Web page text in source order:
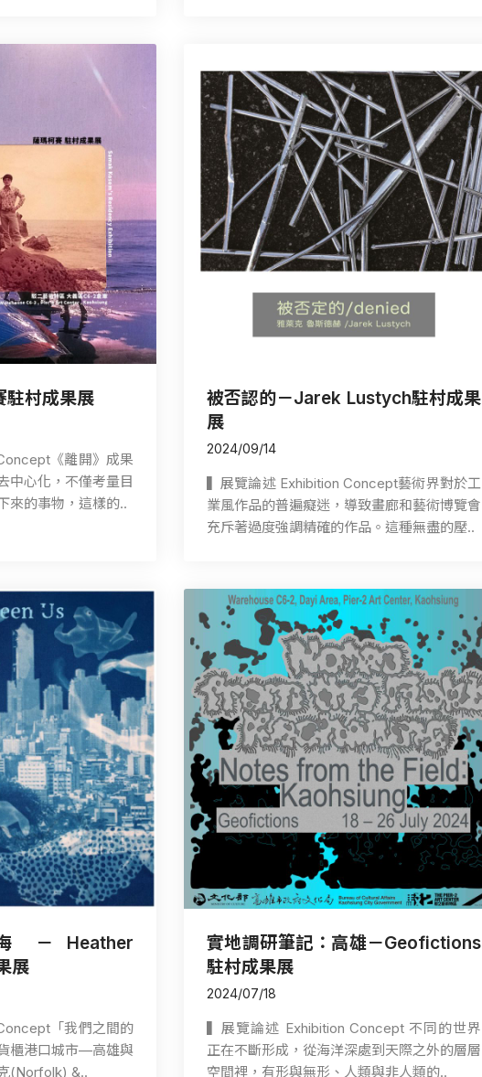
村成果展
《離開》成果
中心化，不僅考量目
來的事物，這樣的..
被否認的－Jarek Lustych駐村成果
展
2024/09/14
▍展覽論述 Exhibition Concept藝術界對於工
業風作品的普遍癡迷，導致畫廊和藝術博覽會
充斥著過度強調精確的作品。這種無盡的壓..
－ Heather
展
「我們之間的
櫃港口城市—高雄與
(Norfolk) &..
實地調研筆記：高雄－Geofictions
駐村成果展
2024/07/18
▍展覽論述 Exhibition Concept 不同的世界
正在不斷形成，從海洋深處到天際之外的層層
空間裡，有形與無形、人類與非人類的..